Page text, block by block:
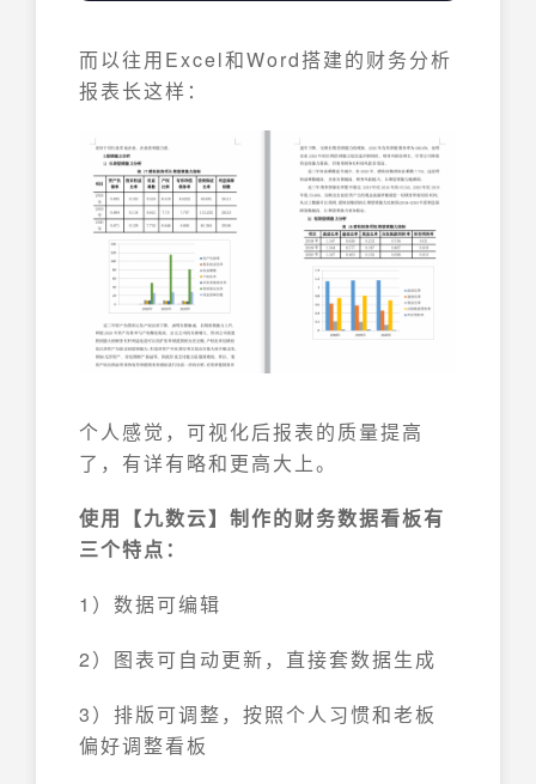
而以往用Excel和Word搭建的财务分析
报表长这样：
个人感觉，可视化后报表的质量提高
了，有详有略和更高大上。
使用【九数云】制作的财务数据看板有
三个特点：
1）数据可编辑
2）图表可自动更新，直接套数据生成
3）排版可调整，按照个人习惯和老板
偏好调整看板